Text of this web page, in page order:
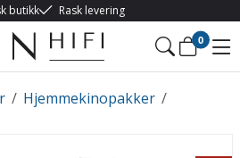
butikk Rask levering
0
/ /
Hjemmekinopakker